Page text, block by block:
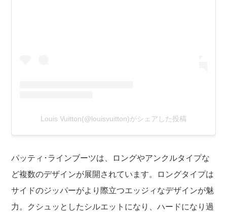
Louis Vuitton(@louisvuitton)がシェアした投稿
パッティ･ラインブーツは、ロングやアンクルタイプな
ど複数のデザインが展開されています。ロングタイプは
サイドのジッパーがより際立つエッジィなデザインが魅
力。クシュッとしたシルエットになり、ハードになり過